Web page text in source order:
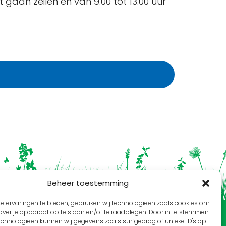
Beheer toestemming
ervaringen te bieden, gebruiken wij technologieën zoals cookies om
je apparaat op te slaan en/of te raadplegen. Door in te stemmen
kunnen wij gegevens zoals surfgedrag of unieke ID's op